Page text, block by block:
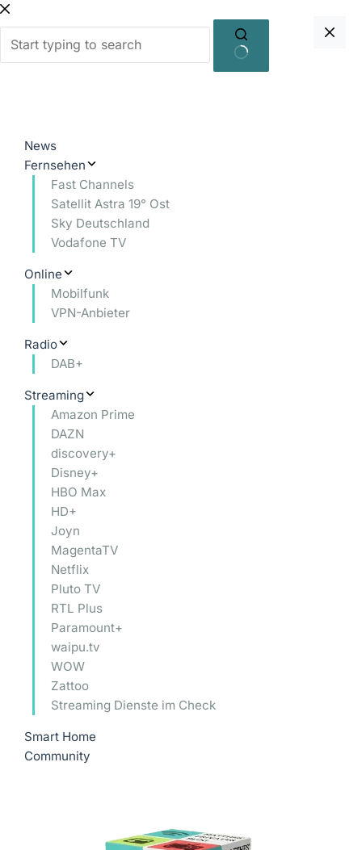
Zum
Inhalt
springen
News
Fernsehen
Fast Channels
Satellit Astra 19° Ost
Sky Deutschland
Vodafone TV
Online
Mobilfunk
VPN-Anbieter
Radio
DAB+
Streaming
Amazon Prime
DAZN
discovery+
Disney+
HBO Max
HD+
Joyn
MagentaTV
Netflix
Pluto TV
RTL Plus
Paramount+
waipu.tv
WOW
Zattoo
Streaming Dienste im Check
Smart Home
Community